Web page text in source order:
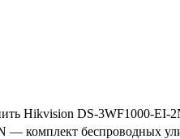
Hikvision DS-3WF1000-
— комплект беспроводных